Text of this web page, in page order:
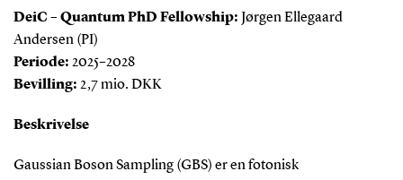
DeiC – Quantum PhD Fellowship: Jørgen Ellegaard
Andersen (PI)
Periode: 2025–2028
Bevilling: 2,7 mio. DKK
Beskrivelse
Gaussian Boson Sampling (GBS) er en fotonisk